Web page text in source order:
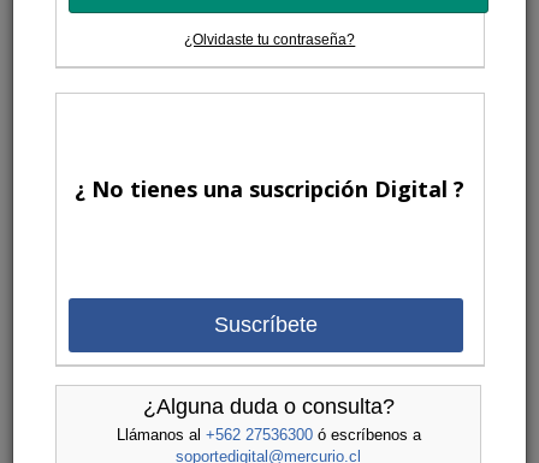
¿Olvidaste tu contraseña?
¿ No tienes una suscripción Digital ?
Suscríbete
¿Alguna duda o consulta?
Llámanos al +562 27536300ó escríbenos a
soportedigital@mercurio.cl